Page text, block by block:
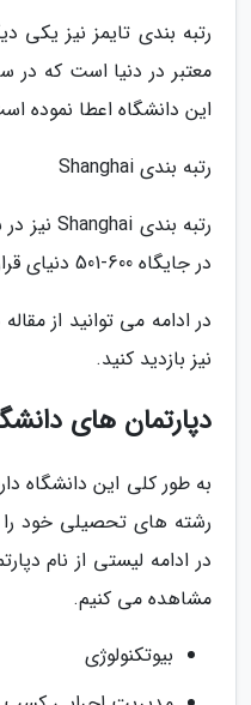
رتبه بندی تایمز نیز
این دانشگاه اعطا نموده
رتبه بندی Shanghai
در جایگاه 600-501 دنیای قرار داده است.
در ادامه می توانید از
نیز بازدید کنید.
دپارتمان های
رشته های تحصیلی خود را
در ادامه لیستی از نام
مشاهده می کنیم.
بیوتکنولوژی